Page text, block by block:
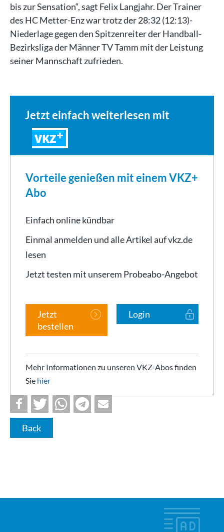
bis zur Sensation“, sagt Felix Langjahr. Der Trainer
des HC Metter-Enz war trotz der 28:32 (12:13)-
Niederlage gegen den Spitzenreiter der Handball-
Bezirksliga der Männer TV Tamm mit der Leistung
seiner Mannschaft zufrieden.
Jetzt einfach weiterlesen mit
VKZ
Vorteile genießen mit einem VKZ+
Abo
Einfach online kündbar
Einmal anmelden und alle Artikel auf vkz.de
lesen
Jetzt testen mit unserem Probeabo-Angebot
Jetzt
bestellen
Login
Mehr Informationen zu unseren VKZ-Abos finden
Sie hier
Back